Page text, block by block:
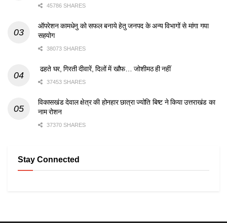
45786 SHARES
ऑपरेशन कामधेनु को सफल बनाये हेतु जनपद के अन्य विभागों से मांगा गया
सहयोग
38073 SHARES
ढहते घर, गिरती दीवारें, दिलों में खौफ… जोशीमठ ही नहीं
37453 SHARES
विकासखंड देवाल क्षेत्र की होनहार छात्रा ज्योति बिष्ट ने किया उत्तराखंड का
नाम रोशन
37370 SHARES
Stay Connected